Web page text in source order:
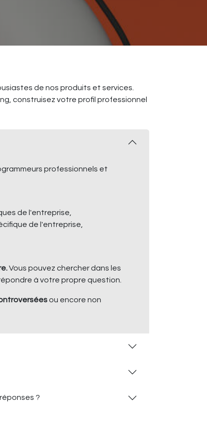
de nos produits et services.
construisez votre profil professionnel
professionnels et
de l'entreprise,
de l'entreprise,
Vous pouvez chercher dans les
à votre propre question.
ou encore non
?